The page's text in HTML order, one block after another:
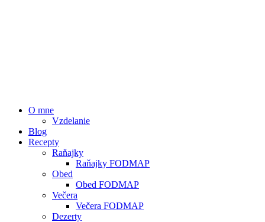
O mne
Vzdelanie
Blog
Recepty
Raňajky
Raňajky FODMAP
Obed
Obed FODMAP
Večera
Večera FODMAP
Dezerty